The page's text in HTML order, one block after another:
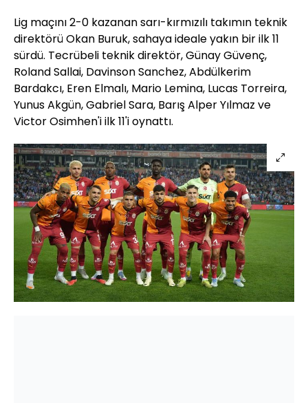
Lig maçını 2-0 kazanan sarı-kırmızılı takımın teknik
direktörü Okan Buruk, sahaya ideale yakın bir ilk 11
sürdü. Tecrübeli teknik direktör, Günay Güvenç,
Roland Sallai, Davinson Sanchez, Abdülkerim
Bardakcı, Eren Elmalı, Mario Lemina, Lucas Torreira,
Yunus Akgün, Gabriel Sara, Barış Alper Yılmaz ve
Victor Osimhen'i ilk 11'i oynattı.